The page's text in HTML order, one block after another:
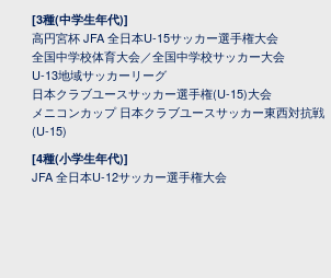
[3種(中学生年代)]
高円宮杯 JFA 全日本U-15サッカー選手権大会
全国中学校体育大会／全国中学校サッカー大会
U-13地域サッカーリーグ
日本クラブユースサッカー選手権(U-15)大会
メニコンカップ 日本クラブユースサッカー東西対抗戦
(U-15)
[4種(小学生年代)]
JFA 全日本U-12サッカー選手権大会